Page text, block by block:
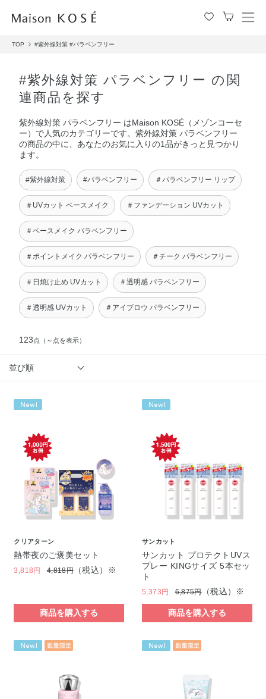
メ
TOP #紫外線対策 #パラベンフリー
#紫外線対策 パラベンフリー の関
連商品を探す
紫外線対策 パラベンフリー はMaison KOSÉ（メゾンコーセ
ー）で人気のカテゴリーです。紫外線対策 パラベンフリー
の商品の中に、あなたのお気に入りの1品がきっと見つかり
ます。
#紫外線対策 #パラベンフリー ＃パラベンフリー リップ
＃UVカット ベースメイク ＃ファンデーション UVカット
＃ベースメイク パラベンフリー
＃ポイントメイク パラベンフリー ＃チーク パラベンフリー
＃日焼け止め UVカット ＃透明感 パラベンフリー
＃透明感 UVカット ＃アイブロウ パラベンフリー
123点 （～点を表示）
並び順
クリアターン
熱帯夜のご褒美セット
3,818円 4,818円 （税込）※
商品を購入する
サンカット
サンカット プロテクトUVス
プレー KINGサイズ 5本セッ
ト
5,373円 6,875円（税込）※
商品を購入する